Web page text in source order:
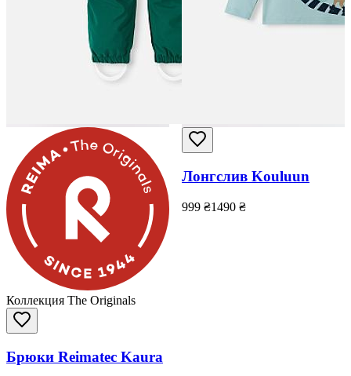
Коллекция The Originals
Брюки Reimatec Kaura
Лонгслив Kouluun
999 ₴1490 ₴